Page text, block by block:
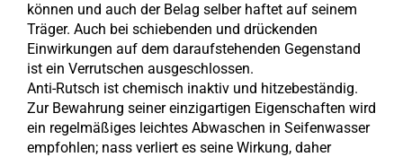
können und auch der Belag selber haftet auf seinem
Träger. Auch bei schiebenden und drückenden
Einwirkungen auf dem daraufstehenden Gegenstand
ist ein Verrutschen ausgeschlossen.
Anti-Rutsch ist chemisch inaktiv und hitzebeständig.
Zur Bewahrung seiner einzigartigen Eigenschaften wird
ein regelmäßiges leichtes Abwaschen in Seifenwasser
empfohlen; nass verliert es seine Wirkung, daher